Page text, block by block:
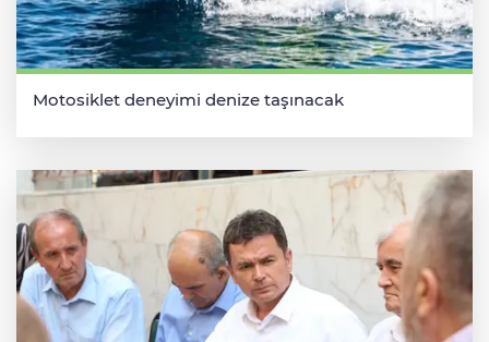
Motosiklet deneyimi denize taşınacak